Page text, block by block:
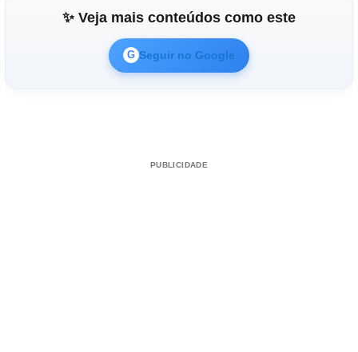
✨ Veja mais conteúdos como este
G Seguir no Google
PUBLICIDADE